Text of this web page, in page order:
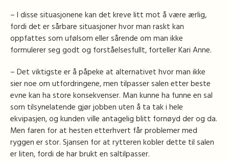
– I disse situasjonene kan det kreve litt mot å være ærlig,
fordi det er sårbare situasjoner hvor man raskt kan
oppfattes som ufølsom eller sårende om man ikke
formulerer seg godt og forståelsesfullt, forteller Kari Anne.
– Det viktigste er å påpeke at alternativet hvor man ikke
sier noe om utfordringene, men tilpasser salen etter beste
evne kan ha store konsekvenser. Man kunne ha funne en sal
som tilsynelatende gjør jobben uten å ta tak i hele
ekvipasjen, og kunden ville antagelig blitt fornøyd der og da.
Men faren for at hesten etterhvert får problemer med
ryggen er stor. Sjansen for at rytteren kobler dette til salen
er liten, fordi de har brukt en saltilpasser.